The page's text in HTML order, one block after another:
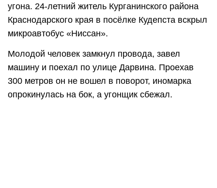
угона. 24-летний житель Курганинского района
Краснодарского края в посёлке Кудепста вскрыл
микроавтобус «Ниссан».
Молодой человек замкнул провода, завел
машину и поехал по улице Дарвина. Проехав
300 метров он не вошел в поворот, иномарка
опрокинулась на бок, а угонщик сбежал.